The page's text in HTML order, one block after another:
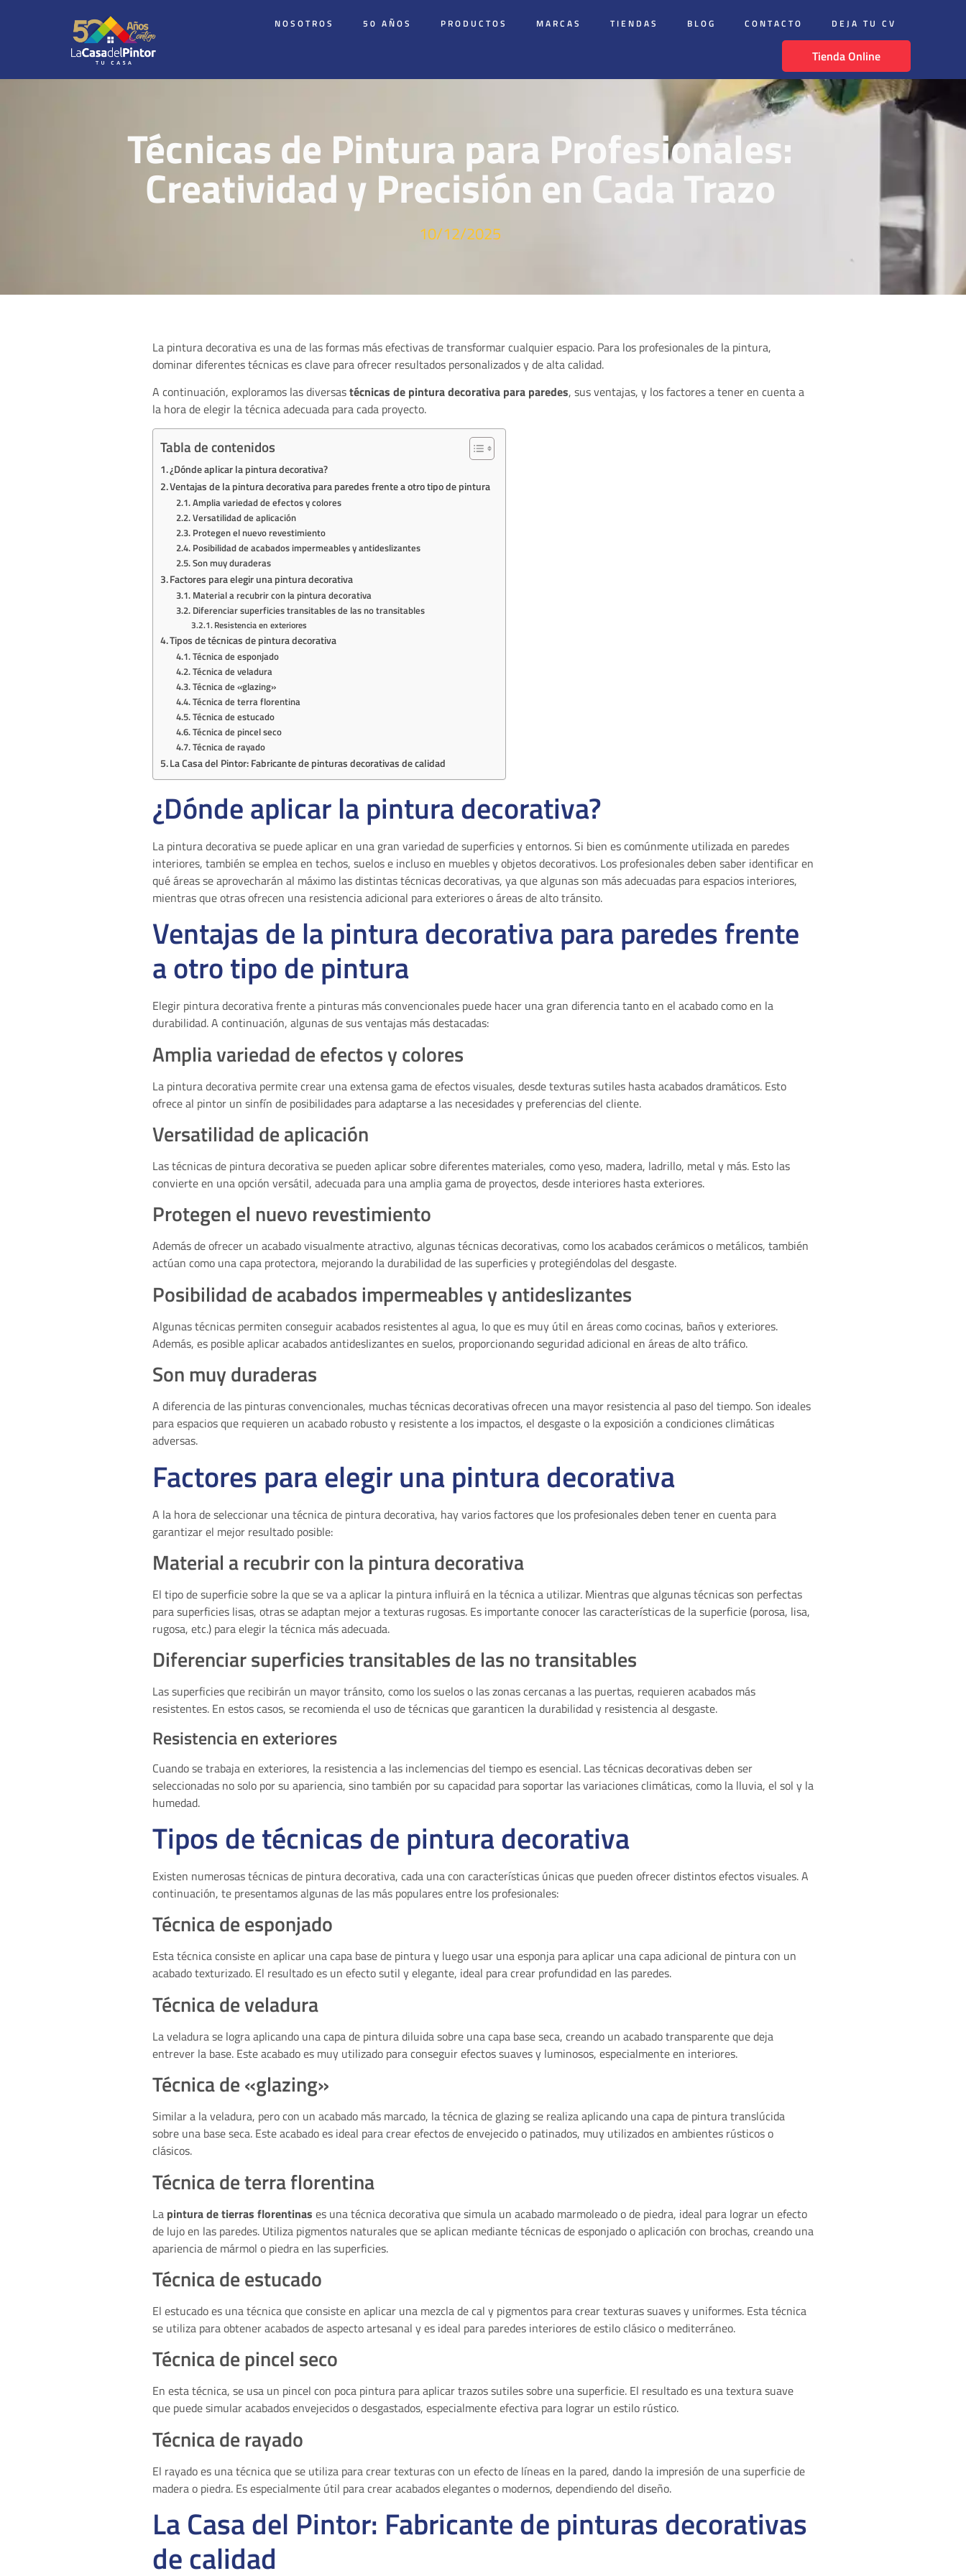
NOSOTROS 50 AÑOS PRODUCTOS MARCAS TIENDAS BLOG CONTACTO DEJA TU CV
Tienda Online
Técnicas de Pintura para Profesionales:
Creatividad y Precisión en Cada Trazo
10/12/2025
La pintura decorativa es una de las formas más efectivas de transformar cualquier espacio. Para los profesionales de la pintura,
dominar diferentes técnicas es clave para ofrecer resultados personalizados y de alta calidad.
A continuación, exploramos las diversastécnicas de pintura decorativa para paredes, sus ventajas, y los factores a tener en cuenta a
la hora de elegir la técnica adecuada para cada proyecto.
Tabla de contenidos
¿Dónde aplicar la pintura decorativa?
Ventajas de la pintura decorativa para paredes frente a otro tipo de pintura
Amplia variedad de efectos y colores
Versatilidad de aplicación
Protegen el nuevo revestimiento
Posibilidad de acabados impermeables y antideslizantes
Son muy duraderas
Factores para elegir una pintura decorativa
Material a recubrir con la pintura decorativa
Diferenciar superficies transitables de las no transitables
Resistencia en exteriores
Tipos de técnicas de pintura decorativa
Técnica de esponjado
Técnica de veladura
Técnica de «glazing»
Técnica de terra florentina
Técnica de estucado
Técnica de pincel seco
Técnica de rayado
La Casa del Pintor: Fabricante de pinturas decorativas de calidad
¿Dónde aplicar la pintura decorativa?
La pintura decorativa se puede aplicar en una gran variedad de superficies y entornos. Si bien es comúnmente utilizada en paredes
interiores, también se emplea en techos, suelos e incluso en muebles y objetos decorativos. Los profesionales deben saber identificar en
qué áreas se aprovecharán al máximo las distintas técnicas decorativas, ya que algunas son más adecuadas para espacios interiores,
mientras que otras ofrecen una resistencia adicional para exteriores o áreas de alto tránsito.
Ventajas de la pintura decorativa para paredes frente
a otro tipo de pintura
Elegir pintura decorativa frente a pinturas más convencionales puede hacer una gran diferencia tanto en el acabado como en la
durabilidad. A continuación, algunas de sus ventajas más destacadas:
Amplia variedad de efectos y colores
La pintura decorativa permite crear una extensa gama de efectos visuales, desde texturas sutiles hasta acabados dramáticos. Esto
ofrece al pintor un sinfín de posibilidades para adaptarse a las necesidades y preferencias del cliente.
Versatilidad de aplicación
Las técnicas de pintura decorativa se pueden aplicar sobre diferentes materiales, como yeso, madera, ladrillo, metal y más. Esto las
convierte en una opción versátil, adecuada para una amplia gama de proyectos, desde interiores hasta exteriores.
Protegen el nuevo revestimiento
Además de ofrecer un acabado visualmente atractivo, algunas técnicas decorativas, como los acabados cerámicos o metálicos, también
actúan como una capa protectora, mejorando la durabilidad de las superficies y protegiéndolas del desgaste.
Posibilidad de acabados impermeables y antideslizantes
Algunas técnicas permiten conseguir acabados resistentes al agua, lo que es muy útil en áreas como cocinas, baños y exteriores.
Además, es posible aplicar acabados antideslizantes en suelos, proporcionando seguridad adicional en áreas de alto tráfico.
Son muy duraderas
A diferencia de las pinturas convencionales, muchas técnicas decorativas ofrecen una mayor resistencia al paso del tiempo. Son ideales
para espacios que requieren un acabado robusto y resistente a los impactos, el desgaste o la exposición a condiciones climáticas
adversas.
Factores para elegir una pintura decorativa
A la hora de seleccionar una técnica de pintura decorativa, hay varios factores que los profesionales deben tener en cuenta para
garantizar el mejor resultado posible:
Material a recubrir con la pintura decorativa
El tipo de superficie sobre la que se va a aplicar la pintura influirá en la técnica a utilizar. Mientras que algunas técnicas son perfectas
para superficies lisas, otras se adaptan mejor a texturas rugosas. Es importante conocer las características de la superficie (porosa, lisa,
rugosa, etc.) para elegir la técnica más adecuada.
Diferenciar superficies transitables de las no transitables
Las superficies que recibirán un mayor tránsito, como los suelos o las zonas cercanas a las puertas, requieren acabados más
resistentes. En estos casos, se recomienda el uso de técnicas que garanticen la durabilidad y resistencia al desgaste.
Resistencia en exteriores
Cuando se trabaja en exteriores, la resistencia a las inclemencias del tiempo es esencial. Las técnicas decorativas deben ser
seleccionadas no solo por su apariencia, sino también por su capacidad para soportar las variaciones climáticas, como la lluvia, el sol y la
humedad.
Tipos de técnicas de pintura decorativa
Existen numerosas técnicas de pintura decorativa, cada una con características únicas que pueden ofrecer distintos efectos visuales. A
continuación, te presentamos algunas de las más populares entre los profesionales:
Técnica de esponjado
Esta técnica consiste en aplicar una capa base de pintura y luego usar una esponja para aplicar una capa adicional de pintura con un
acabado texturizado. El resultado es un efecto sutil y elegante, ideal para crear profundidad en las paredes.
Técnica de veladura
La veladura se logra aplicando una capa de pintura diluida sobre una capa base seca, creando un acabado transparente que deja
entrever la base. Este acabado es muy utilizado para conseguir efectos suaves y luminosos, especialmente en interiores.
Técnica de «glazing»
Similar a la veladura, pero con un acabado más marcado, la técnica de glazing se realiza aplicando una capa de pintura translúcida
sobre una base seca. Este acabado es ideal para crear efectos de envejecido o patinados, muy utilizados en ambientes rústicos o
clásicos.
Técnica de terra florentina
La pintura de tierras florentinas es una técnica decorativa que simula un acabado marmoleado o de piedra, ideal para lograr un efecto
de lujo en las paredes. Utiliza pigmentos naturales que se aplican mediante técnicas de esponjado o aplicación con brochas, creando una
apariencia de mármol o piedra en las superficies.
Técnica de estucado
El estucado es una técnica que consiste en aplicar una mezcla de cal y pigmentos para crear texturas suaves y uniformes. Esta técnica
se utiliza para obtener acabados de aspecto artesanal y es ideal para paredes interiores de estilo clásico o mediterráneo.
Técnica de pincel seco
En esta técnica, se usa un pincel con poca pintura para aplicar trazos sutiles sobre una superficie. El resultado es una textura suave
que puede simular acabados envejecidos o desgastados, especialmente efectiva para lograr un estilo rústico.
Técnica de rayado
El rayado es una técnica que se utiliza para crear texturas con un efecto de líneas en la pared, dando la impresión de una superficie de
madera o piedra. Es especialmente útil para crear acabados elegantes o modernos, dependiendo del diseño.
La Casa del Pintor: Fabricante de pinturas decorativas
de calidad